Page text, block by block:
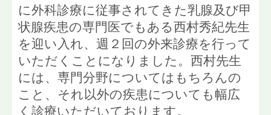
に外科診療に従事されてきた乳腺及び甲
状腺疾患の専門医でもある西村秀紀先生
を迎い入れ、週２回の外来診療を行って
いただくことになりました。西村先生
には、専門分野についてはもちろんの
こと、それ以外の疾患についても幅広
く診療いただいております。